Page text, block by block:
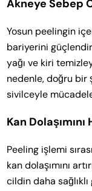
Akneye Sebep
Yosun peelingin
bariyerini
yağı ve kiri
nedenle, doğru bir
sivilceyle
Kan Dolaşımını
Peeling işlemi
kan dolaşımını
cildin daha